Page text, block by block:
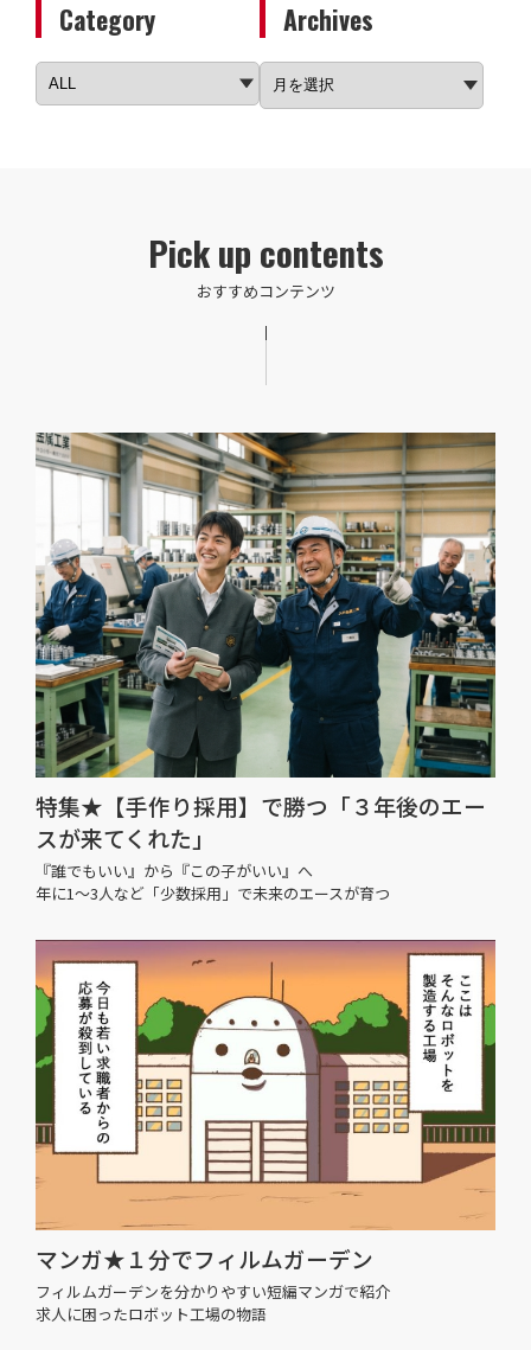
Category Archives
Pick up contents
おすすめコンテンツ
特集★【手作り採用】で勝つ「３年後のエー
スが来てくれた」
『誰でもいい』から『この子がいい』へ
年に1〜3人など「少数採用」で未来のエースが育つ
マンガ★１分でフィルムガーデン
フィルムガーデンを分かりやすい短編マンガで紹介
求人に困ったロボット工場の物語